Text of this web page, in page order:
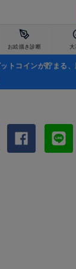
お絵描き診断 大
トコインが貯まる、